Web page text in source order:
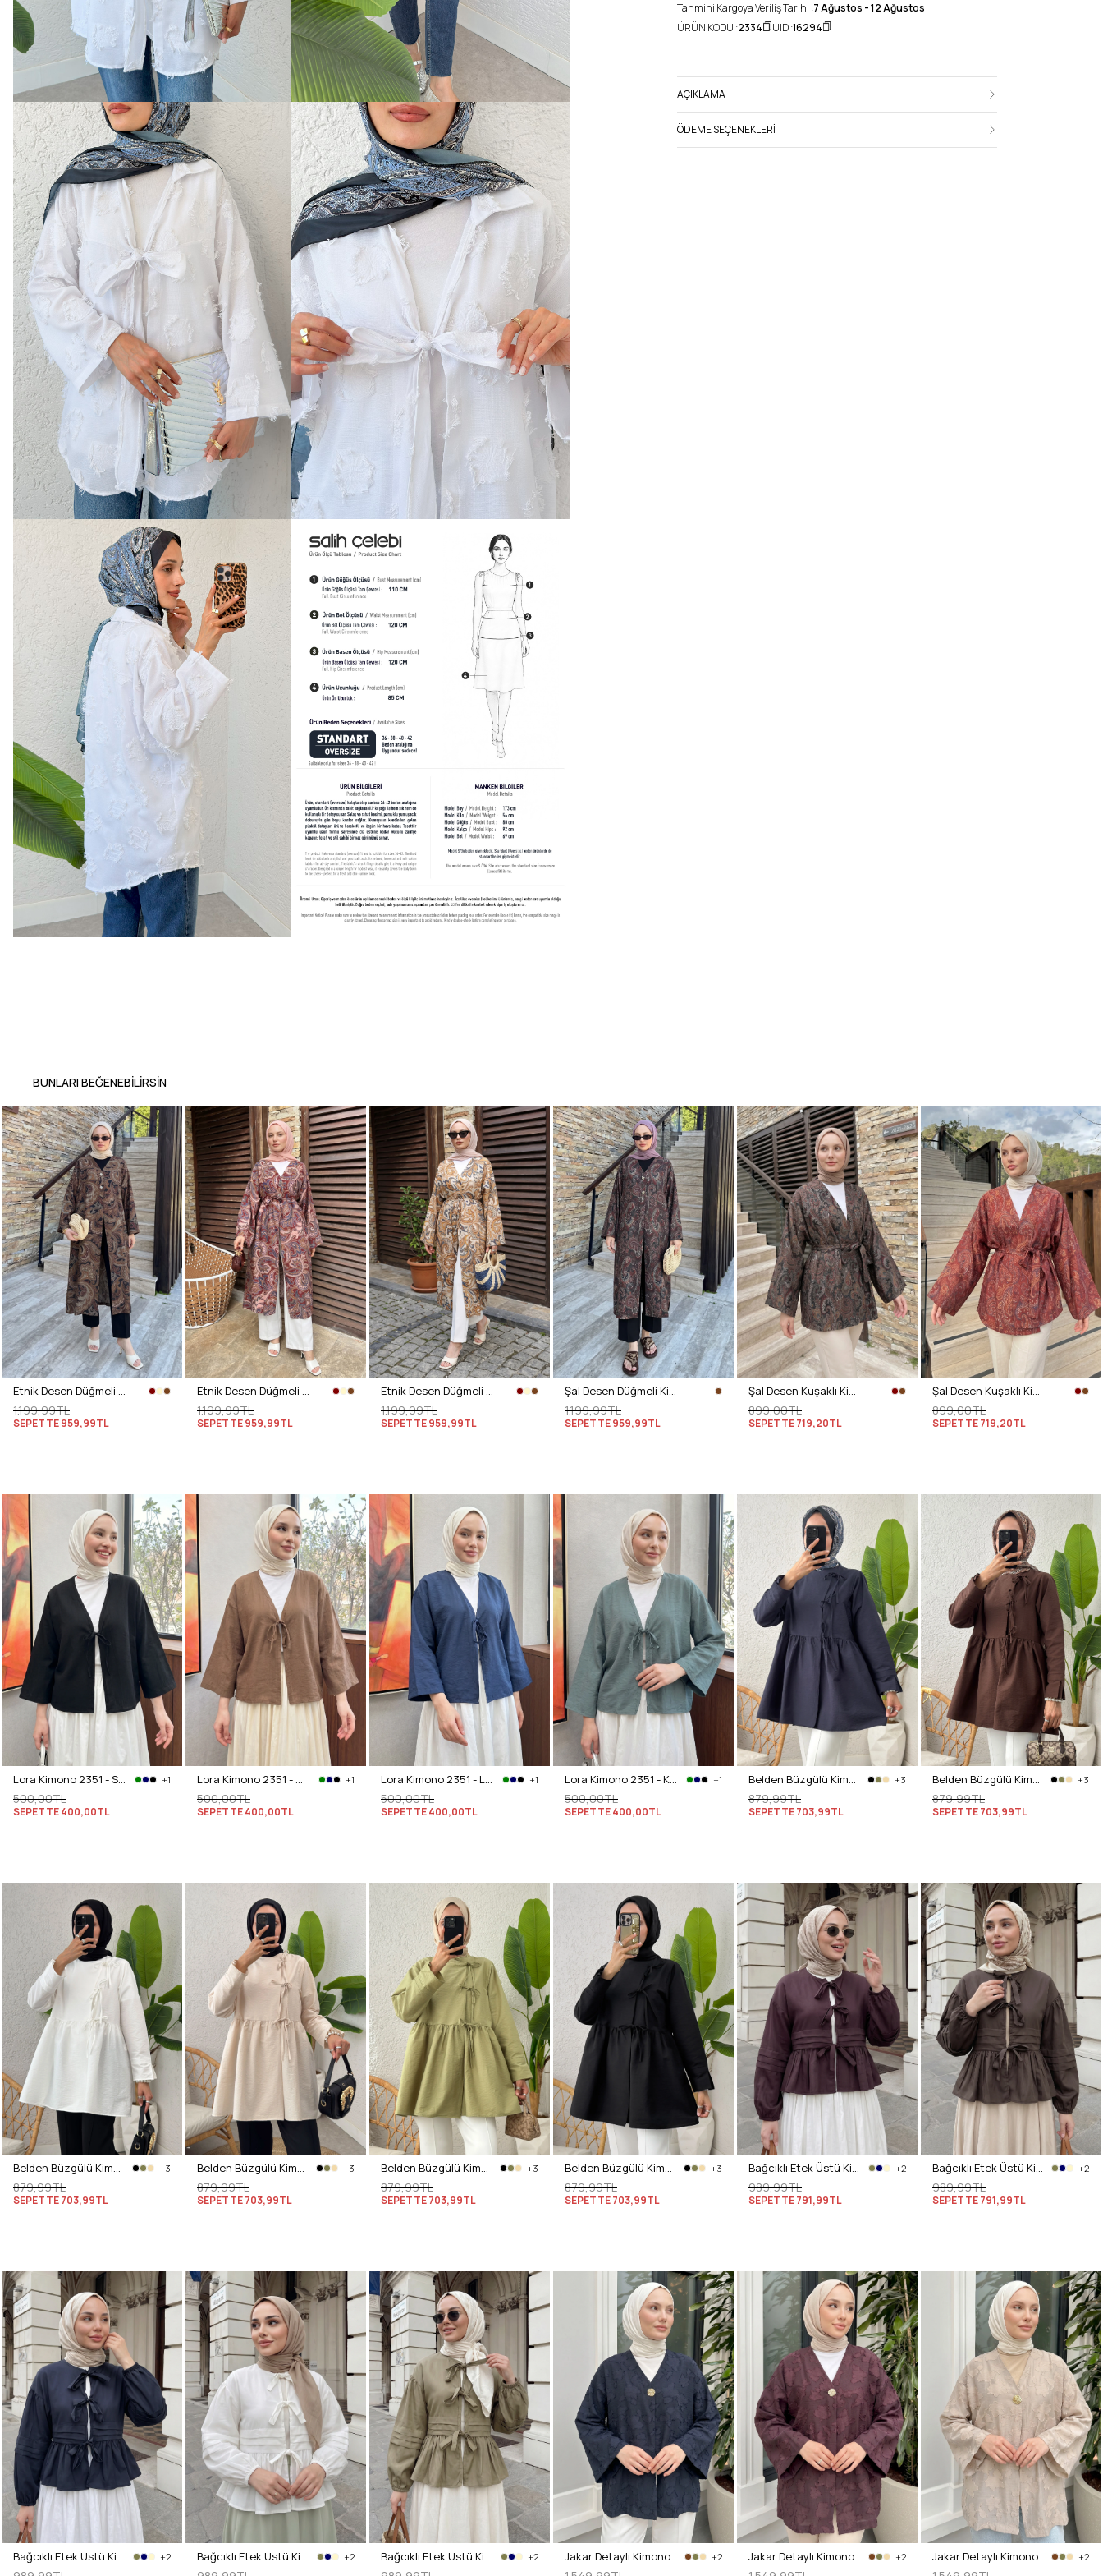
Tahmini Kargoya Veriliş Tarihi :7 Ağustos - 12 Ağustos
ÜRÜN KODU :2334 UID :16294
AÇIKLAMA
ÖDEME SEÇENEKLERI
BUNLARI BEĞENEBILIRSIN
Etnik Desen Düğmeli Kimono Y0127 - KAHVE
1.199,99TL
SEPETTE959,99TL
Etnik Desen Düğmeli Kimono Y0127 - BORDO
1.199,99TL
SEPETTE959,99TL
Etnik Desen Düğmeli Kimono Y0127 - KREM
1.199,99TL
SEPETTE959,99TL
Şal Desen Düğmeli Kimono Y0127 - A. KAHVE
1.199,99TL
SEPETTE959,99TL
Şal Desen Kuşaklı Kimono 2375 - KOYU KAHVE
899,00TL
SEPETTE719,20TL
Şal Desen Kuşaklı Kimono 2375 - BORDO
899,00TL
SEPETTE719,20TL
Lora Kimono 2351 - SİYAH +1
500,00TL
SEPETTE400,00TL
Lora Kimono 2351 - CAMEL +1
500,00TL
SEPETTE400,00TL
Lora Kimono 2351 - LACİVERT +1
500,00TL
SEPETTE400,00TL
Lora Kimono 2351 - KOYU MİNT YEŞİLİ +1
500,00TL
SEPETTE400,00TL
Belden Büzgülü Kimono 0002 - LACİVERT +3
879,99TL
SEPETTE703,99TL
Belden Büzgülü Kimono 0002 - KAHVERENGİ +3
879,99TL
SEPETTE703,99TL
Belden Büzgülü Kimono 0002 - BEYAZ +3
879,99TL
SEPETTE703,99TL
Belden Büzgülü Kimono 0002 - BEJ +3
879,99TL
SEPETTE703,99TL
Belden Büzgülü Kimono 0002 - AÇIK HAKİ +3
879,99TL
SEPETTE703,99TL
Belden Büzgülü Kimono 0002 - SİYAH +3
879,99TL
SEPETTE703,99TL
Bağcıklı Etek Üstü Kimono Y0126 - MÜRDÜM +2
989,99TL
SEPETTE791,99TL
Bağcıklı Etek Üstü Kimono Y0126 - KAHVE +2
989,99TL
SEPETTE791,99TL
Bağcıklı Etek Üstü Kimono Y0126 - LACİVERT +2 Bağcıklı Etek Üstü Kimono Y0126 - KREM +2 Bağcıklı Etek Üstü Kimono Y0126 - AÇIK HAKİ +2 Jakar Detaylı Kimono Y0111 - LACİVERT +2 Jakar Detaylı Kimono Y0111 - MÜRDÜM +2 Jakar Detaylı Kimono Y0111 - BEJ +2